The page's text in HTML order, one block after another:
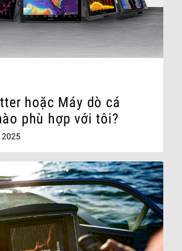
hoặc Máy dò cá
phù hợp với tôi?
2025